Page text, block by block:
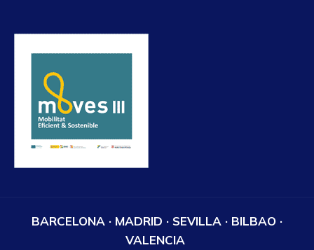
BARCELONA · MADRID · SEVILLA · BILBAO ·
VALENCIA